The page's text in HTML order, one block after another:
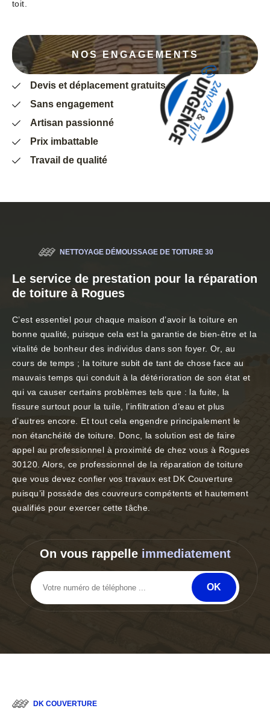
toit.
NOS ENGAGEMENTS
Devis et déplacement gratuits
Sans engagement
Artisan passionné
Prix imbattable
Travail de qualité
NETTOYAGE DÉMOUSSAGE DE TOITURE 30
Le service de prestation pour la réparation
de toiture à Rogues
C’est essentiel pour chaque maison d’avoir la toiture en
bonne qualité, puisque cela est la garantie de bien-être et la
vitalité de bonheur des individus dans son foyer. Or, au
cours de temps ; la toiture subit de tant de chose face au
mauvais temps qui conduit à la détérioration de son état et
qui va causer certains problèmes tels que : la fuite, la
fissure surtout pour la tuile, l’infiltration d’eau et plus
d’autres encore. Et tout cela engendre principalement le
non étanchéité de toiture. Donc, la solution est de faire
appel au professionnel à proximité de chez vous à Rogues
30120. Alors, ce professionnel de la réparation de toiture
que vous devez confier vos travaux est DK Couverture
puisqu’il possède des couvreurs compétents et hautement
qualifiés pour exercer cette tâche.
On vous rappelle immediatement
DK COUVERTURE